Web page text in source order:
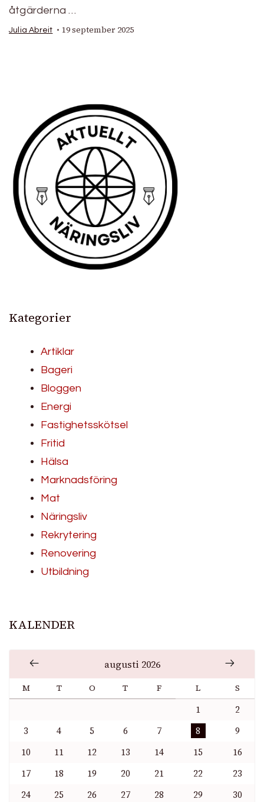
åtgärderna …
Julia Abreit 19 september 2025
Kategorier
Artiklar
Bageri
Bloggen
Energi
Fastighetsskötsel
Fritid
Hälsa
Marknadsföring
Mat
Näringsliv
Rekrytering
Renovering
Utbildning
KALENDER
augusti 2026
M T O T F L S
1
2
3
4 5 6 7 8
9
10
11 12 13 14 15
16
17
18 19 20 21 22
23
24
25 26 27 28 29 30